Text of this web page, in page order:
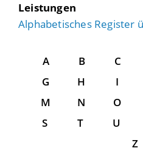
Leistungen
Alphabetisches Register
A B C
G
H I
M
N O
S
T U
Z